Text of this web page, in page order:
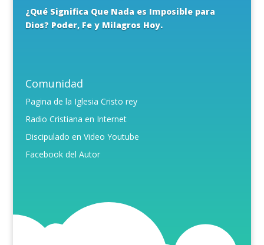
¿Qué Significa Que Nada es Imposible para
Dios? Poder, Fe y Milagros Hoy.
Comunidad
Pagina de la Iglesia Cristo rey
Radio Cristiana en Internet
Discipulado en Video Youtube
Facebook del Autor